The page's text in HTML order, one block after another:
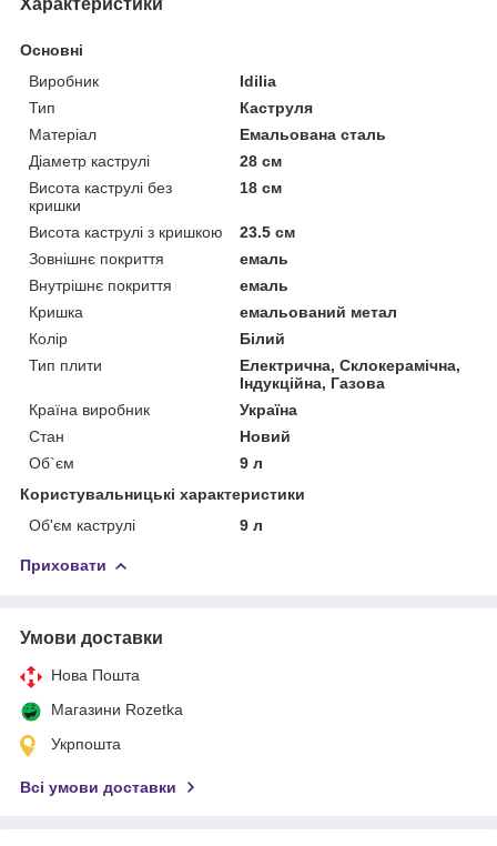
Основні
Виробник
Idilia
Тип
Каструля
Матеріал
Емальована сталь
Діаметр каструлі
28 см
Висота каструлі без
кришки
18 см
Висота каструлі з кришкою
23.5 см
Зовнішнє покриття
емаль
Внутрішнє покриття
емаль
Кришка
емальований метал
Колір
Білий
Тип плити
Електрична, Склокерамічна,
Індукційна, Газова
Країна виробник
Україна
Стан
Новий
Об`єм
9 л
Користувальницькі характеристики
Об'єм каструлі
9 л
Приховати
Умови доставки
Нова Пошта
Магазини Rozetka
Укрпошта
Всі умови доставки